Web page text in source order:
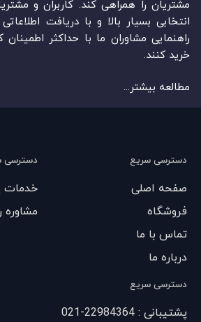
مشتریان را همراهی کند. کاربران و
انتخابی بسیار بالا و با دریافت
راهنمایی مشاوران ما با حداکثر
خرید کنند.
مطالعه بیشتر...
دسترسی سریع
صفحه اصلی
فروشگاه
تماس با ما
درباره ما
دسترسی
خدمات
مشاوره
دسترسی سریع
پشتیبانی : 22984364-021